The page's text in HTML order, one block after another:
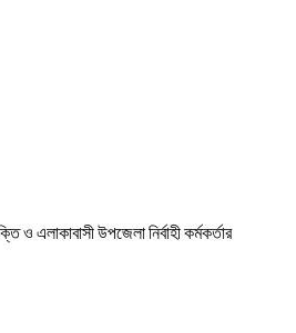
এলাকাবাসী উপজেলা নির্বাহী কর্মকর্তার